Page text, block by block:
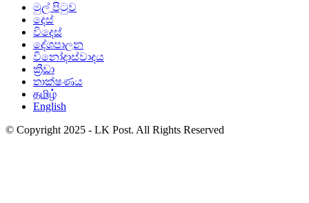
මුල් පිටුව
දෙස්
විදෙස්
දේශපාලන
විනෝදාස්වාදය
ක්‍රීඩා
තාක්ෂණය
தமிழ்
English
© Copyright 2025 - LK Post. All Rights Reserved